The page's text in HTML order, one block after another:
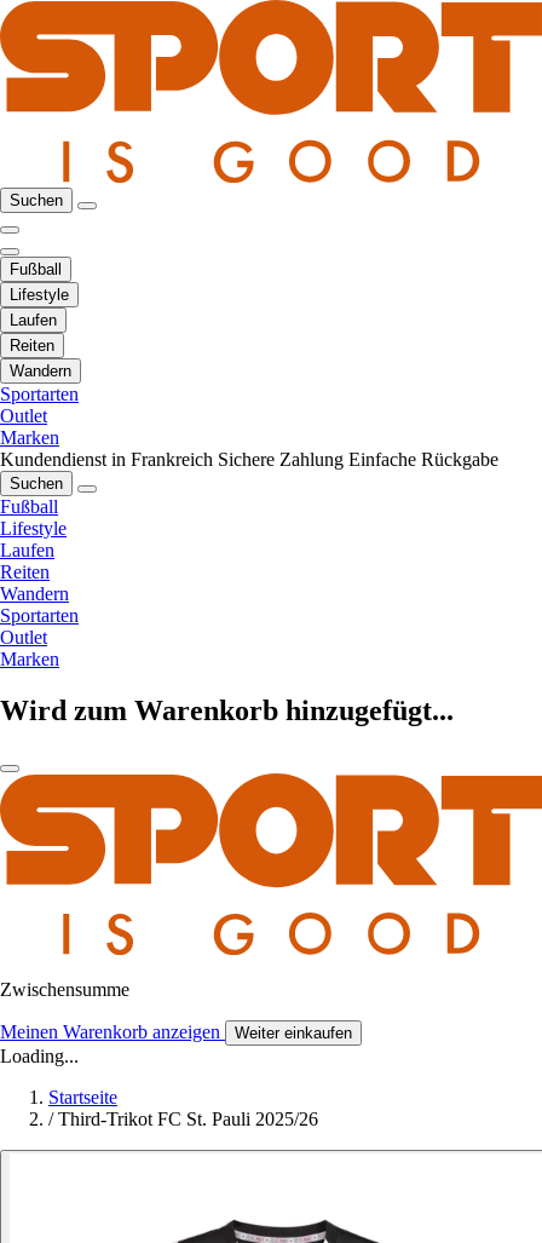
Suchen
Fußball
Lifestyle
Laufen
Reiten
Wandern
Sportarten
Outlet
Marken
Kundendienst in Frankreich Sichere Zahlung Einfache Rückgabe
Suchen
Fußball
Lifestyle
Laufen
Reiten
Wandern
Sportarten
Outlet
Marken
Wird zum Warenkorb hinzugefügt...
Zwischensumme
Meinen Warenkorb anzeigen Weiter einkaufen
Loading...
Startseite
/ Third-Trikot FC St. Pauli 2025/26